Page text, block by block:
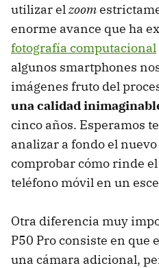
utilizar elzoom
enorme avance que ha
fotografía computacional
algunos smartphones
imágenes fruto del
una calidad
cinco años. Esperamos
analizar a fondo el
comprobar cómo rinde
teléfono móvil en un
Otra diferencia muy
P50 Pro consiste en que
una cámara adicional,